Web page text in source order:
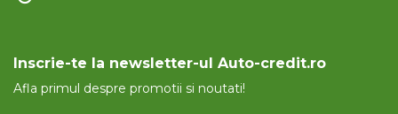
Inscrie-te la newsletter-ul Auto-credit.ro
Afla primul despre promotii si noutati!